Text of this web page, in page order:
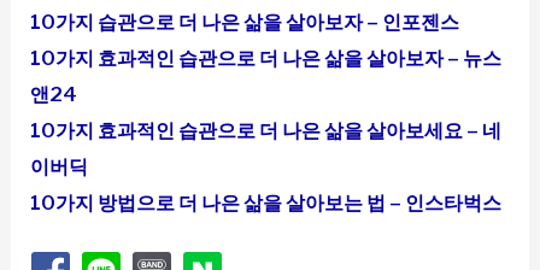
10가지 습관으로 더 나은 삶을 살아보자 – 인포젠스
10가지 효과적인 습관으로 더 나은 삶을 살아보자 – 뉴스
앤24
10가지 효과적인 습관으로 더 나은 삶을 살아보세요 – 네
이버딕
10가지 방법으로 더 나은 삶을 살아보는 법 – 인스타벅스